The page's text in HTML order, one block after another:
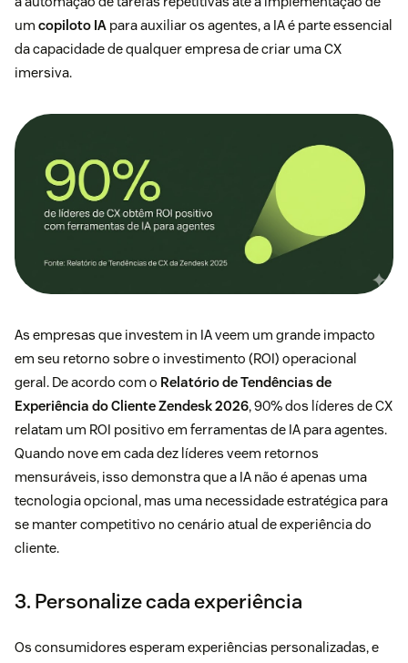
um copiloto IA para auxiliar os agentes, a IA é parte essencial
da capacidade de qualquer empresa de criar uma CX
imersiva.
As empresas que investem in IA veem um grande impacto
em seu retorno sobre o investimento (ROI) operacional
geral. De acordo com o Relatório de Tendências de
Experiência do Cliente Zendesk 2026, 90% dos líderes de CX
relatam um ROI positivo em ferramentas de IA para agentes.
Quando nove em cada dez líderes veem retornos
mensuráveis, isso demonstra que a IA não é apenas uma
tecnologia opcional, mas uma necessidade estratégica para
se manter competitivo no cenário atual de experiência do
cliente.
3. Personalize cada experiência
Os consumidores esperam experiências personalizadas, e